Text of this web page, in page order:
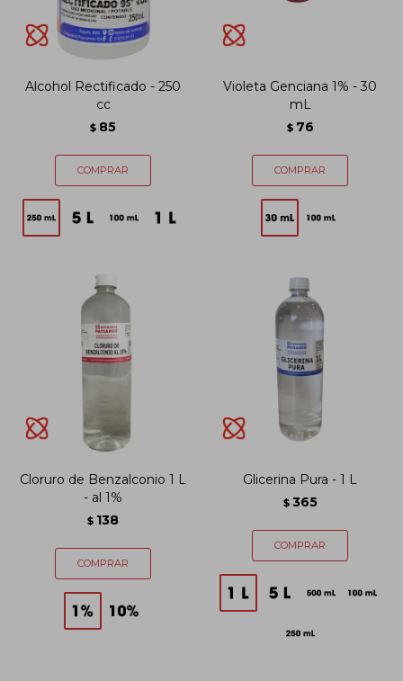
Alcohol Rectificado - 250
cc
$ 85
Violeta Genciana 1% - 30
mL
$ 76
Cloruro de Benzalconio 1 L
- al 1%
$ 138
Glicerina Pura - 1 L
$ 365